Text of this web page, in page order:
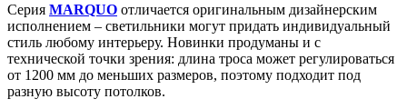
Серия MARQUO отличается оригинальным дизайнерским
исполнением – светильники могут придать индивидуальный
стиль любому интерьеру. Новинки продуманы и с
технической точки зрения: длина троса может регулироваться
от 1200 мм до меньших размеров, поэтому подходит под
разную высоту потолков.